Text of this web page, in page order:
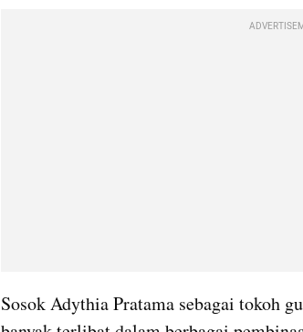
Sosok Adythia Pratama sebagai tokoh